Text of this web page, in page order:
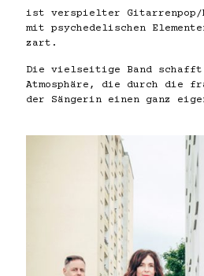
ist verspielter Gitarrenpop/
mit psychedelischen
zart.
Die vielseitige Band
Atmosphäre, die durch die
der Sängerin einen ganz